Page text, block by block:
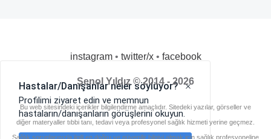
instagram• twitter/x• facebook
Şenol Yıldız © 2014 - 2026
Bu web sitesindeki içerikler bilgilendirme amaçlıdır. Sitedeki yazılar, görseller ve
diğer materyaller tıbbi tanı, tedavi veya profesyonel sağlık hizmeti yerine geçmez.
Sağlık sorunlarınızla ilgili en doğru ve güvenilir bilgiyi almak için sağlık profesyoneline